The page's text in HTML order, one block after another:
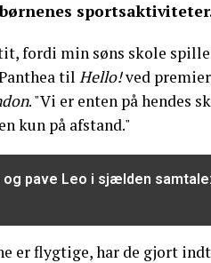
fordi min søns skole
til Hello!ved
. "Vi er enten på hendes
kun på afstand."
og pave Leo i sjælden
er flygtige, har de gjort